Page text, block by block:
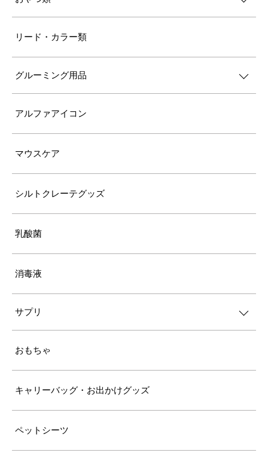
リード・カラー類
グルーミング用品
アルファアイコン
マウスケア
シルトクレーテグッズ
乳酸菌
消毒液
サプリ
おもちゃ
キャリーバッグ・お出かけグッズ
ペットシーツ